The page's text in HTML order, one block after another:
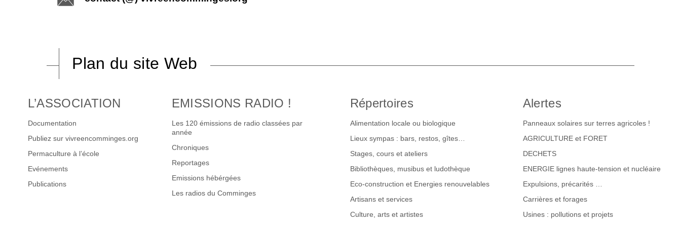
Plan du site Web
L’ASSOCIATION
Documentation
Publiez sur vivreencomminges.org
Permaculture à l’école
Evénements
Publications
EMISSIONS RADIO !
Les 120 émissions de radio classées par
année
Chroniques
Reportages
Emissions hébérgées
Les radios du Comminges
Répertoires
Alimentation locale ou biologique
Lieux sympas : bars, restos, gîtes…
Stages, cours et ateliers
Bibliothèques, musibus et ludothèque
Eco-construction et Energies renouvelables
Artisans et services
Culture, arts et artistes
Alertes
Panneaux solaires sur terres agricoles !
AGRICULTURE et FORET
DECHETS
ENERGIE lignes haute-tension et nucléaire
Expulsions, précarités …
Carrières et forages
Usines : pollutions et projets